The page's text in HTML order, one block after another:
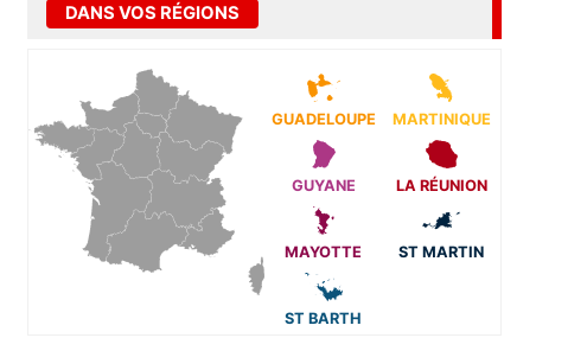
DANS VOS RÉGIONS
GUADELOUPE MARTINIQUE
GUYANE LA RÉUNION
MAYOTTE ST MARTIN
ST BARTH